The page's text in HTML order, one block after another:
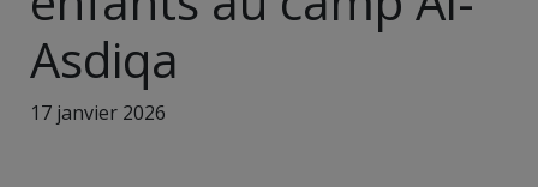
Asdiqa
17 janvier 2026